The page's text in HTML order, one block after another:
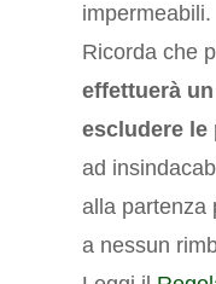
impermeabili.
Ricorda che
effettuerà
escludere le
ad
alla partenza
a nessun